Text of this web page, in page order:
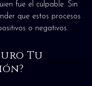
fue el culpable. Sin
que estos procesos
o negativos.
Tu